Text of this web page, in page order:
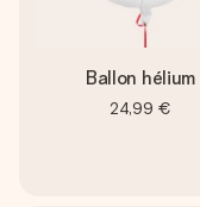
Ballon hélium
24,99 €